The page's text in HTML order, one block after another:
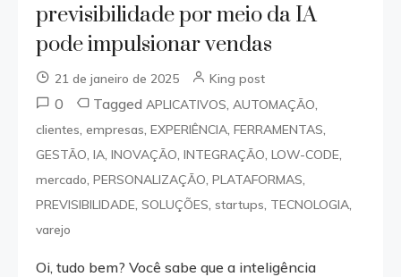
previsibilidade por meio da IA
pode impulsionar vendas
21 de janeiro de 2025 King post
0 Tagged APLICATIVOS AUTOMAÇÃO
clientes ,empresas ,EXPERIÊNCIA ,FERRAMENTAS
GESTÃO ,IA ,INOVAÇÃO ,INTEGRAÇÃO ,LOW-CODE
mercado ,PERSONALIZAÇÃO ,PLATAFORMAS
PREVISIBILIDADE ,SOLUÇÕES ,startups TECNOLOGIA
varejo
Oi, tudo bem? Você sabe que a inteligência